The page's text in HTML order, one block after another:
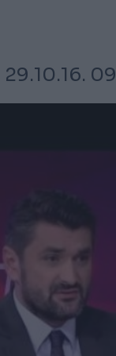
29.10.16.